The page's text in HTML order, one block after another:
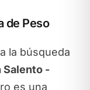
de Peso
la búsqueda
Salento -
es una